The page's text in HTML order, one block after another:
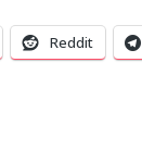
Reddit